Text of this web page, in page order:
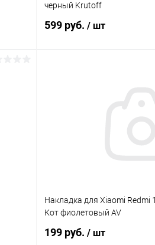
черный Krutoff
599 руб. / шт
Накладка для Xiaomi Redmi
Кот фиолетовый AV
199 руб. / шт